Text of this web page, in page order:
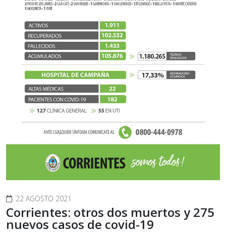
22 AGOSTO 2021
Corrientes: otros dos muertos y 275
nuevos casos de covid-19